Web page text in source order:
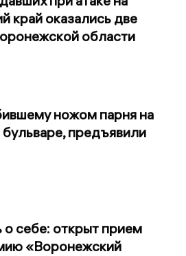
край оказались две
области
ножом парня на
предъявили
о себе: открыт прием
«Воронежский